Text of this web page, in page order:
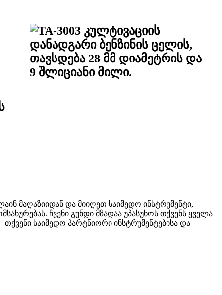
მაღაზიიდან და მიიღეთ საიმედო ინსტრუმენტი,
ჩვენი გუნდი მზადაა უპასუხოს თქვენს ყველა
თქვენი საიმედო პარტნიორი ინსტრუმენტებისა და